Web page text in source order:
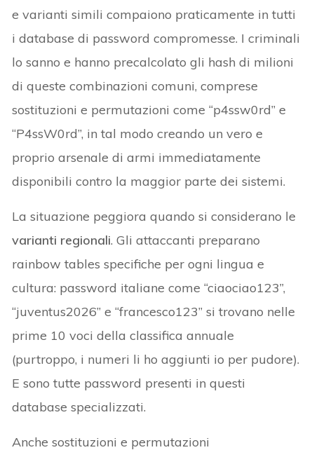
e varianti simili compaiono praticamente in tutti
i database di password compromesse. I criminali
lo sanno e hanno precalcolato gli hash di milioni
di queste combinazioni comuni, comprese
sostituzioni e permutazioni come “p4ssw0rd” e
“P4ssW0rd”, in tal modo creando un vero e
proprio arsenale di armi immediatamente
disponibili contro la maggior parte dei sistemi.
La situazione peggiora quando si considerano le
varianti regionali. Gli attaccanti preparano
rainbow tables specifiche per ogni lingua e
cultura: password italiane come “ciaociao123”,
“juventus2026” e “francesco123” si trovano nelle
prime 10 voci della classifica annuale
(purtroppo, i numeri li ho aggiunti io per pudore).
E sono tutte password presenti in questi
database specializzati.
Anche sostituzioni e permutazioni